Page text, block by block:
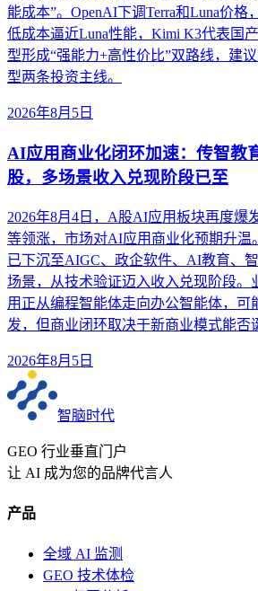
能成本”。OpenAI下调Terra和Luna价格
低成本逼近Luna性能，Kimi K3代表国
型形成“强能力+高性价比”双路线，建
型两条投资主线。
2026年8月5日
AI应用商业化闭环加速：传智教
股，多场景收入兑现阶段已至
2026年8月4日，A股AI应用板块再度爆
等领涨，市场对AI应用商业化预期升温
已下沉至AIGC、政企软件、AI教育、
场景，从技术验证迈入收入兑现阶段。
用正从编程智能体走向办公智能体，可
发，但商业闭环取决于新商业模式能否
2026年8月5日
智脑时代
GEO 行业垂直门户
让 AI 成为您的品牌代言人
产品
全域 AI 监测
GEO 技术体检